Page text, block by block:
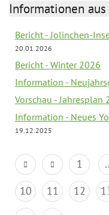
Informationen
Bericht - Jolinchen-
20.01.2026
Bericht - Winter 2026
Information -
Vorschau - Jahresplan
Information - Neues
19.12.2025
1
10
11 12